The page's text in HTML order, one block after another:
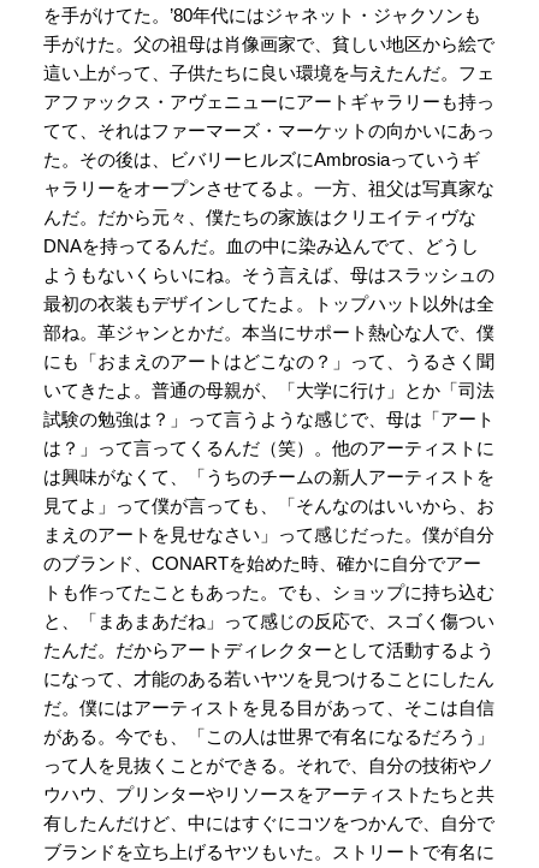
を手がけてた。’80年代にはジャネット・ジャクソンも
手がけた。父の祖母は肖像画家で、貧しい地区から絵で
這い上がって、子供たちに良い環境を与えたんだ。フェ
アファックス・アヴェニューにアートギャラリーも持っ
てて、それはファーマーズ・マーケットの向かいにあっ
た。その後は、ビバリーヒルズにAmbrosiaっていうギ
ャラリーをオープンさせてるよ。一方、祖父は写真家な
んだ。だから元々、僕たちの家族はクリエイティヴな
DNAを持ってるんだ。血の中に染み込んでて、どうし
ようもないくらいにね。そう言えば、母はスラッシュの
最初の衣装もデザインしてたよ。トップハット以外は全
部ね。革ジャンとかだ。本当にサポート熱心な人で、僕
にも「おまえのアートはどこなの？」って、うるさく聞
いてきたよ。普通の母親が、「大学に行け」とか「司法
試験の勉強は？」って言うような感じで、母は「アート
は？」って言ってくるんだ（笑）。他のアーティストに
は興味がなくて、「うちのチームの新人アーティストを
見てよ」って僕が言っても、「そんなのはいいから、お
まえのアートを見せなさい」って感じだった。僕が自分
のブランド、CONARTを始めた時、確かに自分でアー
トも作ってたこともあった。でも、ショップに持ち込む
と、「まあまあだね」って感じの反応で、スゴく傷つい
たんだ。だからアートディレクターとして活動するよう
になって、才能のある若いヤツを見つけることにしたん
だ。僕にはアーティストを見る目があって、そこは自信
がある。今でも、「この人は世界で有名になるだろう」
って人を見抜くことができる。それで、自分の技術やノ
ウハウ、プリンターやリソースをアーティストたちと共
有したんだけど、中にはすぐにコツをつかんで、自分で
ブランドを立ち上げるヤツもいた。ストリートで有名に